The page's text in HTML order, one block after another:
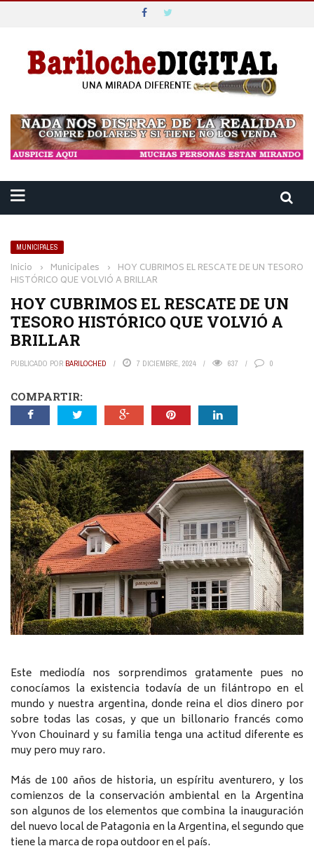
MUNICIPALES
Inicio › Municipales › HOY CUBRIMOS EL RESCATE DE UN TESORO
HISTÓRICO QUE VOLVIÓ A BRILLAR
HOY CUBRIMOS EL RESCATE DE UN
TESORO HISTÓRICO QUE VOLVIÓ A
BRILLAR
PUBLICADO POR BARILOCHED 7 DICIEMBRE, 2024 637 0
COMPARTIR:
Este mediodía nos sorprendimos gratamente pues no
conocíamos la existencia todavía de un filántropo en el
mundo y nuestra argentina, donde reina el dios dinero por
sobre todas las cosas, y que un billonario francés como
Yvon Chouinard y su familia tenga una actitud diferente es
muy pero muy raro.
Más de 100 años de historia, un espíritu aventurero, y los
comienzos de la conservación ambiental en la Argentina
son algunos de los elementos que combina la inauguración
del nuevo local de Patagonia en la Argentina, el segundo que
tiene la marca de ropa outdoor en el país.